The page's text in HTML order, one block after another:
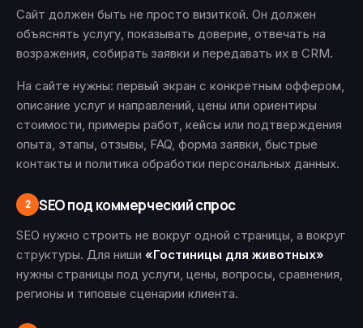
Сайт должен быть не просто визиткой. Он должен
объяснять услугу, показывать доверие, отвечать на
возражения, собирать заявки и передавать их в CRM.
На сайте нужны: первый экран с конкретным оффером,
описание услуг и направлений, цены или ориентиры
стоимости, примеры работ, кейсы или подтверждения
опыта, этапы, отзывы, FAQ, форма заявки, быстрые
контакты и политика обработки персональных данных.
2 SEO под коммерческий спрос
SEO нужно строить не вокруг одной страницы, а вокруг
структуры. Для ниши «Гостиницы для животных»
нужны страницы под услуги, цены, вопросы, сравнения,
регионы и типовые сценарии клиента.